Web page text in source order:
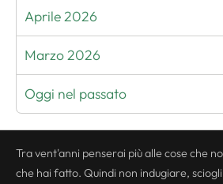
Aprile 2026
Marzo 2026
Oggi nel passato
Tra vent'anni penserai più alle cose che
che hai fatto. Quindi non indugiare,